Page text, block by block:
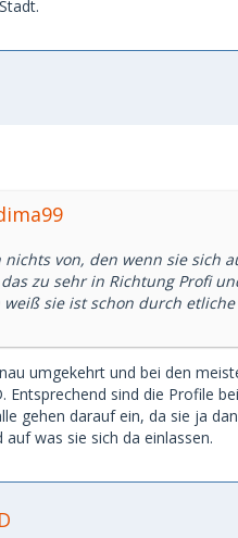
von, den wenn sie sich
zu sehr in Richtung Profi
sie ist schon durch
umgekehrt und bei den
Entsprechend sind die Profile
gehen darauf ein, da sie ja
was sie sich da einlassen.